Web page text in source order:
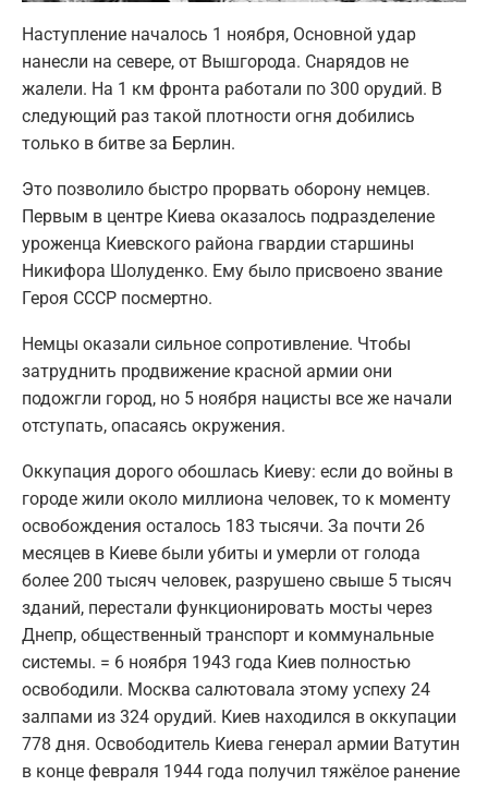
Наступление началось 1 ноября, Основной удар
нанесли на севере, от Вышгорода. Снарядов не
жалели. На 1 км фронта работали по 300 орудий. В
следующий раз такой плотности огня добились
только в битве за Берлин.
Это позволило быстро прорвать оборону немцев.
️Первым в центре Киева оказалось подразделение
уроженца Киевского района гвардии старшины
Никифора Шолуденко. Ему было присвоено звание
Героя СССР посмертно.
Немцы оказали сильное сопротивление. Чтобы
затруднить продвижение красной армии они
подожгли город, но 5 ноября нацисты все же начали
отступать, опасаясь окружения.
Оккупация дорого обошлась Киеву: если до войны в
городе жили около миллиона человек, то к моменту
освобождения осталось 183 тысячи. За почти 26
месяцев в Киеве были убиты и умерли от голода
более 200 тысяч человек, разрушено свыше 5 тысяч
зданий, перестали функционировать мосты через
Днепр, общественный транспорт и коммунальные
системы. = 6 ноября 1943 года Киев полностью
освободили. Москва салютовала этому успеху 24
залпами из 324 орудий. Киев находился в оккупации
778 дня. Освободитель Киева генерал армии Ватутин
в конце февраля 1944 года получил тяжёлое ранение